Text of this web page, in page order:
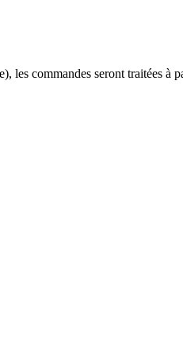
les commandes seront traitées à